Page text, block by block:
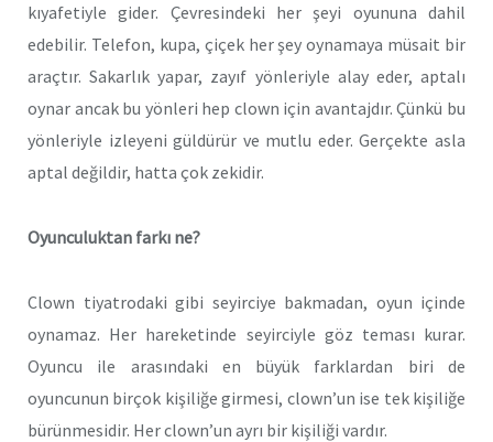
kıyafetiyle gider. Çevresindeki her şeyi oyununa dahil
edebilir. Telefon, kupa, çiçek her şey oynamaya müsait bir
araçtır. Sakarlık yapar, zayıf yönleriyle alay eder, aptalı
oynar ancak bu yönleri hep clown için avantajdır. Çünkü bu
yönleriyle izleyeni güldürür ve mutlu eder. Gerçekte asla
aptal değildir, hatta çok zekidir.
Oyunculuktan farkı ne?
Clown tiyatrodaki gibi seyirciye bakmadan, oyun içinde
oynamaz. Her hareketinde seyirciyle göz teması kurar.
Oyuncu ile arasındaki en büyük farklardan biri de
oyuncunun birçok kişiliğe girmesi, clown’un ise tek kişiliğe
bürünmesidir. Her clown’un ayrı bir kişiliği vardır.